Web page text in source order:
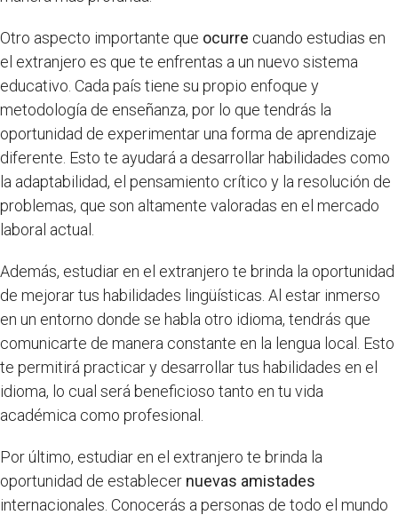
Otro aspecto importante que ocurre cuando estudias en
el extranjero es que te enfrentas a un nuevo sistema
educativo. Cada país tiene su propio enfoque y
metodología de enseñanza, por lo que tendrás la
oportunidad de experimentar una forma de aprendizaje
diferente. Esto te ayudará a desarrollar habilidades como
la adaptabilidad, el pensamiento crítico y la resolución de
problemas, que son altamente valoradas en el mercado
laboral actual.
Además, estudiar en el extranjero te brinda la oportunidad
de mejorar tus habilidades lingüísticas. Al estar inmerso
en un entorno donde se habla otro idioma, tendrás que
comunicarte de manera constante en la lengua local. Esto
te permitirá practicar y desarrollar tus habilidades en el
idioma, lo cual será beneficioso tanto en tu vida
académica como profesional.
Por último, estudiar en el extranjero te brinda la
oportunidad de establecer nuevas amistades
internacionales. Conocerás a personas de todo el mundo